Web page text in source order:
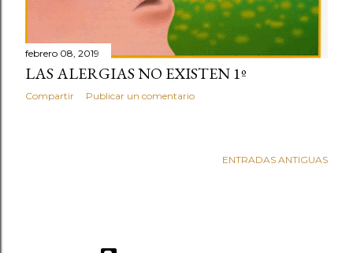
febrero 08, 2019
LAS ALERGIAS NO EXISTEN 1º
Compartir Publicar un comentario
ENTRADAS ANTIGUAS